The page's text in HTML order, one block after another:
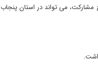
می تواند در استان پنجاب